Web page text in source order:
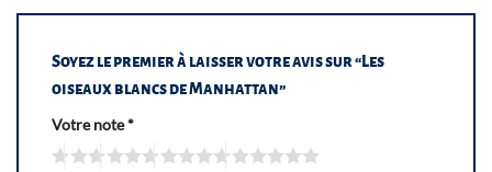
Soyez le premier à laisser votre avis sur “Les
oiseaux blancs de Manhattan”
Votre note*